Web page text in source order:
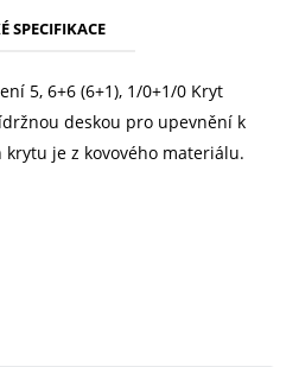
SPECIFIKACE
5, 6+6 (6+1), 1/0+1/0 Kryt
deskou pro upevnění k
je z kovového materiálu.